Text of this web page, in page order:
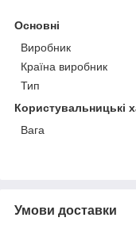
Основні
Виробник
Країна виробник
Тип
Користувальницькі
Вага
Умови доставки